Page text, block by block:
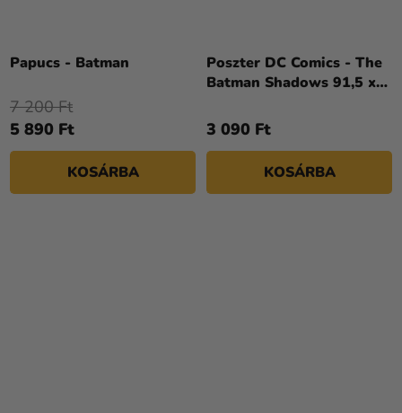
Papucs - Batman
5 890 Ft
7 200 Ft
KOSÁRBA
Poszter DC Comics - The
Batman Shadows 91,5 x
3 090 Ft
KOSÁRBA